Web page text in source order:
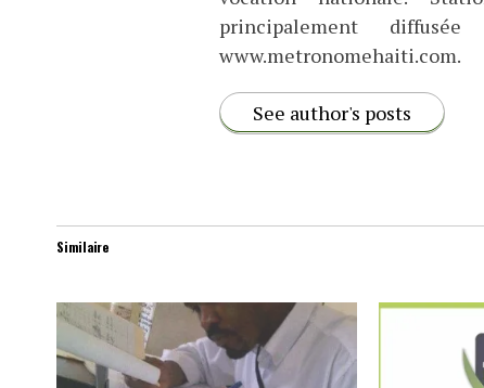
principalement
www.metronomehaiti.com.
See author's posts
Similaire